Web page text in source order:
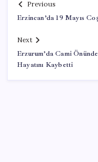
Previous
Erzincan’da 19 Mayıs
Next
Erzurum’da Cami
Hayatını Kaybetti